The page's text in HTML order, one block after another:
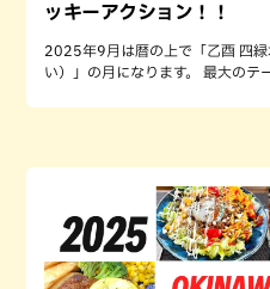
ッキーアクション！！
2025年9月は暦の上で「乙酉 四
い）」の月になります。 最大の